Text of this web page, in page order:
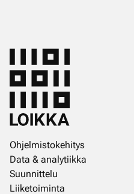
Ohjelmistokehitys
Data & analytiikka
Suunnittelu
Liiketoiminta